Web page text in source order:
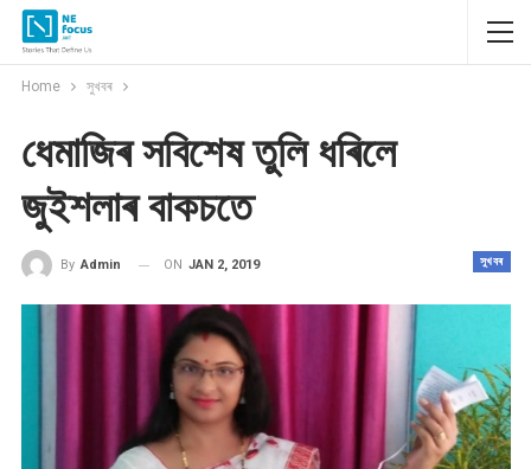
Home সুখবৰ
ধেমাজিৰ সবিশেষ তুলি ধৰিলে
জুইশলাৰ বাকচতে
সুখবৰ
By Admin ON JAN 2, 2019